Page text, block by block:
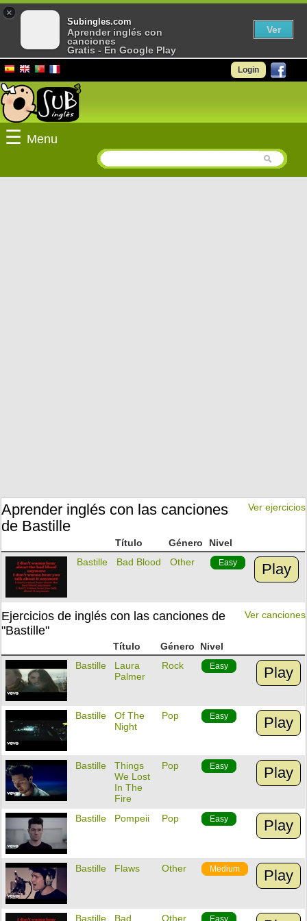
Login
☰ Menu
Ver ejercicios
Aprender inglés con las canciones
de Bastille
Título Género
Nivel
Bastille
Bad Blood Other Easy Play
Ver canciones
Ejercicios de inglés con las canciones de
"Bastille"
Título Género
Nivel
Bastille
Laura
Palmer
Rock Easy Play
Bastille
Of The
Night
Pop Easy Play
Bastille
Things
We Lost
In The
Fire
Pop Easy Play
Bastille Pompeii Pop Easy Play
Bastille Flaws Other Medium Play
Bastille Bad Other Easy
×
Subingles.com
Aprender inglés con
canciones
Gratis - En Google Play
Ver